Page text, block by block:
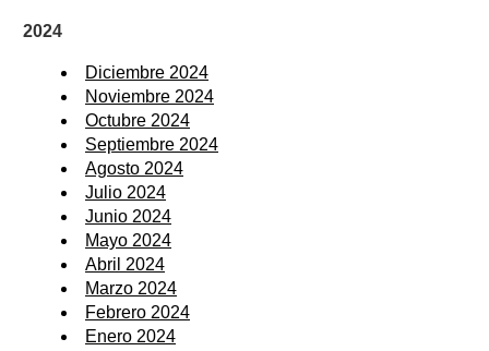
2024
Diciembre 2024
Noviembre 2024
Octubre 2024
Septiembre 2024
Agosto 2024
Julio 2024
Junio 2024
Mayo 2024
Abril 2024
Marzo 2024
Febrero 2024
Enero 2024